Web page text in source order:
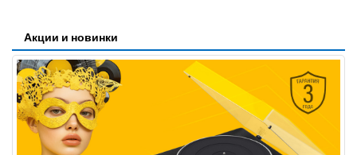
Акции и новинки